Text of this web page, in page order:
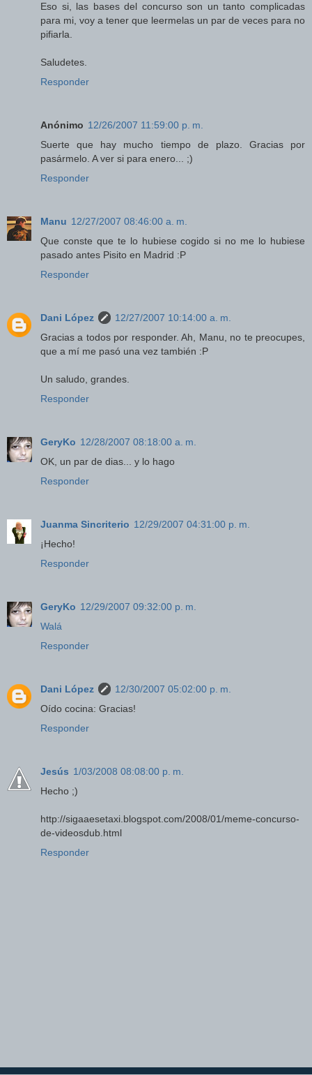
Eso si, las bases del concurso son un tanto complicadas
para mi, voy a tener que leermelas un par de veces para no
pifiarla.
Saludetes.
Responder
Anónimo 12/26/2007 11:59:00 p. m.
Suerte que hay mucho tiempo de plazo. Gracias por
pasármelo. A ver si para enero... ;)
Responder
Manu 12/27/2007 08:46:00 a. m.
Que conste que te lo hubiese cogido si no me lo hubiese
pasado antes Pisito en Madrid :P
Responder
Dani López
12/27/2007 10:14:00 a. m.
Gracias a todos por responder. Ah, Manu, no te preocupes,
que a mí me pasó una vez también :P
Un saludo, grandes.
Responder
GeryKo 12/28/2007 08:18:00 a. m.
OK, un par de dias... y lo hago
Responder
Juanma Sincriterio 12/29/2007 04:31:00 p. m.
¡Hecho!
Responder
GeryKo 12/29/2007 09:32:00 p. m.
Walá
Responder
Dani López
12/30/2007 05:02:00 p. m.
Oído cocina: Gracias!
Responder
Jesús 1/03/2008 08:08:00 p. m.
Hecho ;)
http://sigaaesetaxi.blogspot.com/2008/01/meme-concurso-
de-videosdub.html
Responder